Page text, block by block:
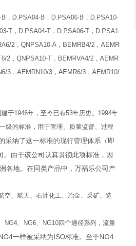
，D.PSA04-B，D.PSA06-B，D.PSA10-
T，D.PSA04-T，D.PSA06-T，D.PSA1
2，QNPSA10-A，BEMRB4/2，AEMR
2，QNPSA10-T，BEMRVA4/2，AEMR
3，AEMRN10/3，AEMR6/3，AEMR10/
于1946年，至今已有53年历史。1994年
级的标准，用于管理、质量监督、过程
采纳了这一标准的现行管理体系（即
由于该公司认真贯彻此项标准，因
各地。在同类产品中，万福乐公司产
、航天、石油化工、冶金、采矿、造
、NG6、NG10四个通径系列，流量
一样被采纳为ISO标准。至于NG4